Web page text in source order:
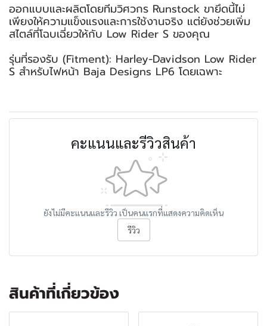
ออกแบบและผลิตโดยทีมวิศวกร Runstock ขายึดนี้ไม่
เพียงให้ความแข็งแรงและการใช้งานจริง แต่ยังช่วยเพิ่ม
สไตล์ที่โฉบเฉี่ยวให้กับ Low Rider S ของคุณ
รุ่นที่รองรับ (Fitment): Harley-Davidson Low Rider
S สำหรับไฟหน้า Baja Designs LP6 โดยเฉพาะ
คะแนนและรีวิวสินค้า
ยังไม่มีคะแนนและรีวิว เป็นคนแรกที่แสดงความคิดเห็น
รีวิว
สินค้าที่เกี่ยวข้อง